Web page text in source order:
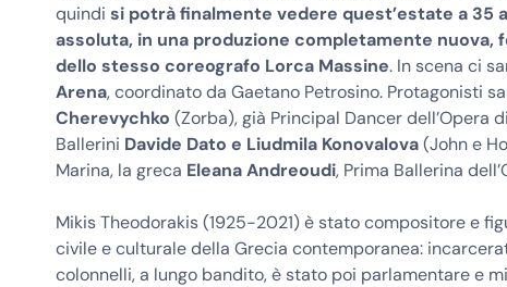
quindi si potrà finalmente vedere quest’estate a 35
assoluta, in una produzione completamente nuova,
dello stesso coreografo Lorca Massine. In scena ci
Arena, coordinato da Gaetano Petrosino. Protagonisti
Cherevychko (Zorba), già Principal Dancer dell’Opera
Ballerini Davide Dato e Liudmila Konovalova(John e
Marina, la greca Eleana Andreoudi, Prima Ballerina
Mikis Theodorakis (1925-2021) è stato compositore e
civile e culturale della Grecia contemporanea:
colonnelli, a lungo bandito, è stato poi parlamentare e